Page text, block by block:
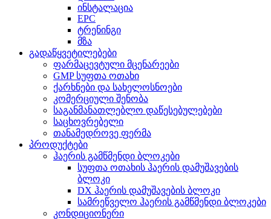
ინსტალაცია
EPC
ტრენინგი
მზა
გადაწყვეტილებები
ფარმაცევტული მცენარეები
GMP სუფთა ოთახი
ქარხნები და სახელოსნოები
კომერციული შენობა
საგანმანათლებლო დაწესებულებები
საცხოვრებელი
თანამედროვე ფერმა
პროდუქტები
ჰაერის გამწმენდი ბლოკები
სუფთა ოთახის ჰაერის დამუშავების
ბლოკი
DX ჰაერის დამუშავების ბლოკი
სამრეწველო ჰაერის გამწმენდი ბლოკები
კონდიციონერი